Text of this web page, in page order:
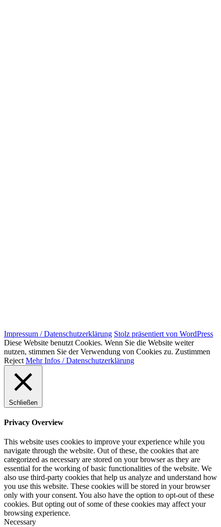
Impressum / Datenschutzerklärung Stolz präsentiert von WordPress
Diese Website benutzt Cookies. Wenn Sie die Website weiter
nutzen, stimmen Sie der Verwendung von Cookies zu. Zustimmen
Reject Mehr Infos / Datenschutzerklärung
Schließen
Privacy Overview
This website uses cookies to improve your experience while you
navigate through the website. Out of these, the cookies that are
categorized as necessary are stored on your browser as they are
essential for the working of basic functionalities of the website. We
also use third-party cookies that help us analyze and understand how
you use this website. These cookies will be stored in your browser
only with your consent. You also have the option to opt-out of these
cookies. But opting out of some of these cookies may affect your
browsing experience.
Necessary